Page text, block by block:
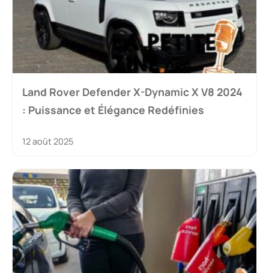
Land Rover Defender X-Dynamic X V8 2024
: Puissance et Élégance Redéfinies
12 août 2025